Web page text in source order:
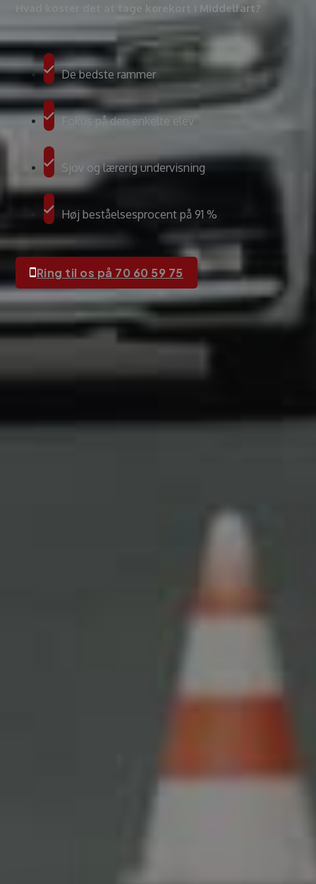
Hvad koster det at tage kørekort i Middelfart?
De bedste rammer
Fokus på den enkelte elev
Sjov og lærerig undervisning
Høj beståelsesprocent på 91 %
Ring til os på 70 60 59 75